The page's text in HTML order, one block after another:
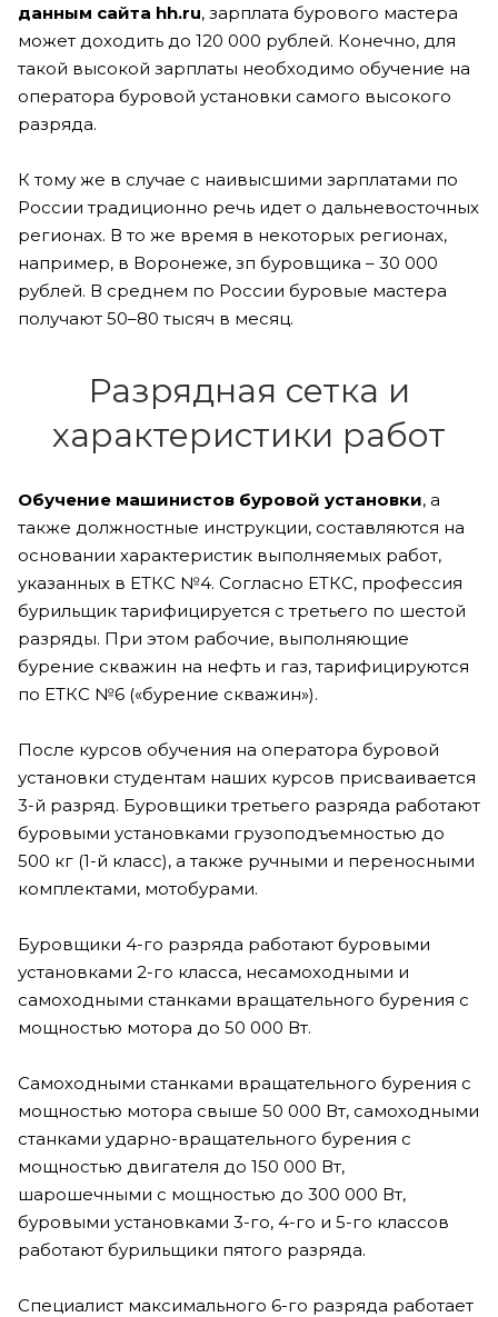
данным сайта hh.ru, зарплата бурового мастера
может доходить до 120 000 рублей. Конечно, для
такой высокой зарплаты необходимо обучение на
оператора буровой установки самого высокого
разряда.
К тому же в случае с наивысшими зарплатами по
России традиционно речь идет о дальневосточных
регионах. В то же время в некоторых регионах,
например, в Воронеже, зп буровщика – 30 000
рублей. В среднем по России буровые мастера
получают 50–80 тысяч в месяц.
Разрядная сетка и
характеристики работ
Обучение машинистов буровой установки, а
также должностные инструкции, составляются на
основании характеристик выполняемых работ,
указанных в ЕТКС №4. Согласно ЕТКС, профессия
бурильщик тарифицируется с третьего по шестой
разряды. При этом рабочие, выполняющие
бурение скважин на нефть и газ, тарифицируются
по ЕТКС №6 («бурение скважин»).
После курсов обучения на оператора буровой
установки студентам наших курсов присваивается
3-й разряд. Буровщики третьего разряда работают
буровыми установками грузоподъемностью до
500 кг (1-й класс), а также ручными и переносными
комплектами, мотобурами.
Буровщики 4-го разряда работают буровыми
установками 2-го класса, несамоходными и
самоходными станками вращательного бурения с
мощностью мотора до 50 000 Вт.
Самоходными станками вращательного бурения с
мощностью мотора свыше 50 000 Вт, самоходными
станками ударно-вращательного бурения с
мощностью двигателя до 150 000 Вт,
шарошечными с мощностью до 300 000 Вт,
буровыми установками 3-го, 4-го и 5-го классов
работают бурильщики пятого разряда.
Специалист максимального 6-го разряда работает